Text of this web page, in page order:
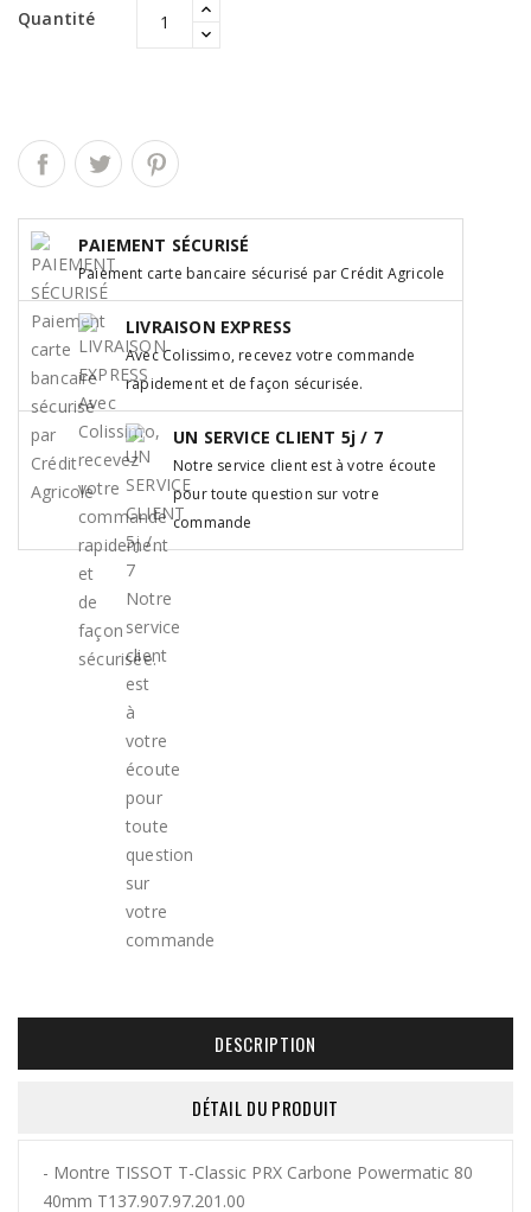
Quantité
PAIEMENT SÉCURISÉ
Paiement carte bancaire sécurisé par Crédit Agricole
LIVRAISON EXPRESS
Avec Colissimo, recevez votre commande
rapidement et de façon sécurisée.
UN SERVICE CLIENT 5j / 7
Notre service client est à votre écoute
pour toute question sur votre
commande
DESCRIPTION
DÉTAIL DU PRODUIT
- Montre TISSOT T-Classic PRX Carbone Powermatic 80
40mm T137.907.97.201.00